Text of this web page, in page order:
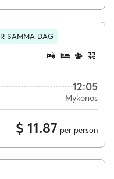
SAMMA DAG
12:05
Mykonos
$ 11.87 per person